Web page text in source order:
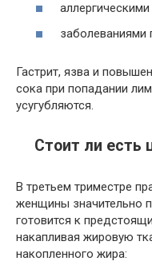
заболеваниями
Гастрит, язва и
сока при попадании
усугубляются.
Стоит ли есть
В третьем триместре
женщины значительно
готовится к
накапливая жировую
накопленного жира: